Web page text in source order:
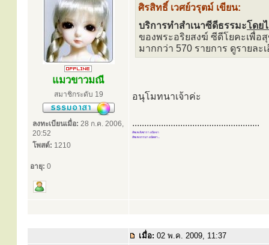
แมวขาวมณี
สมาชิกระดับ 19
ลงทะเบียนเมื่อ: 28 ก.ค. 2006,
20:52
โพสต์: 1210
อายุ: 0
ศิรสิทธิ์ เวศย์วรุตม์ เขียน:
บริการทำสำเนาซีดีธรรมะโดย
ของพระอริยสงฆ์ ซีดีโยคะเพื่อ
มากกว่า 570 รายการ ดูรายล
อนุโมทนาเจ้าค่ะ
.....................................................
สัพเพ สังขารา อนิจจา
สัพเพ ธรรมา อนัตตา...
เมื่อ: 02 พ.ค. 2009, 11:37